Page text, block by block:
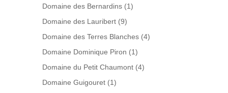
Domaine des Bernardins (1)
Domaine des Lauribert (9)
Domaine des Terres Blanches (4)
Domaine Dominique Piron (1)
Domaine du Petit Chaumont (4)
Domaine Guigouret (1)